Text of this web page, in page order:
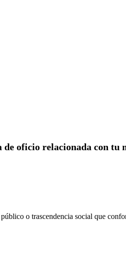
oficio relacionada con tu
o trascendencia social que